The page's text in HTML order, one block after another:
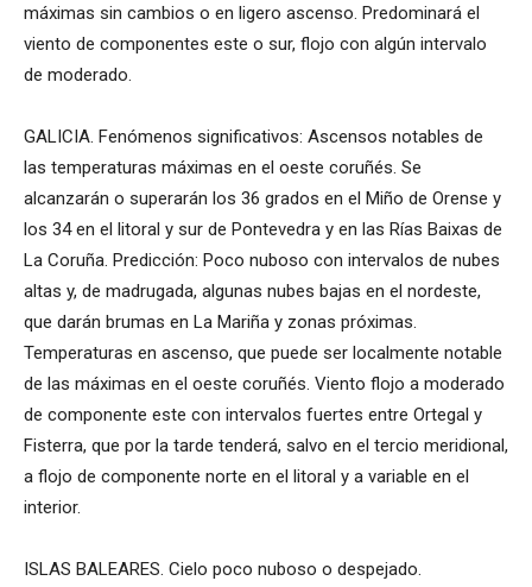
máximas sin cambios o en ligero ascenso. Predominará el
viento de componentes este o sur, flojo con algún intervalo
de moderado.
GALICIA. Fenómenos significativos: Ascensos notables de
las temperaturas máximas en el oeste coruñés. Se
alcanzarán o superarán los 36 grados en el Miño de Orense y
los 34 en el litoral y sur de Pontevedra y en las Rías Baixas de
La Coruña. Predicción: Poco nuboso con intervalos de nubes
altas y, de madrugada, algunas nubes bajas en el nordeste,
que darán brumas en La Mariña y zonas próximas.
Temperaturas en ascenso, que puede ser localmente notable
de las máximas en el oeste coruñés. Viento flojo a moderado
de componente este con intervalos fuertes entre Ortegal y
Fisterra, que por la tarde tenderá, salvo en el tercio meridional,
a flojo de componente norte en el litoral y a variable en el
interior.
ISLAS BALEARES. Cielo poco nuboso o despejado.